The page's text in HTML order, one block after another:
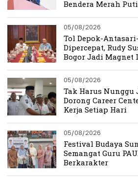
Bendera Merah
05/08/2026
Tol Depok-
Dipercepat, Rudy
Bogor Jadi Magnet
05/08/2026
Tak Harus Nunggu
Dorong Career
Kerja Setiap Hari
05/08/2026
Festival Budaya
Semangat Guru
Berkarakter